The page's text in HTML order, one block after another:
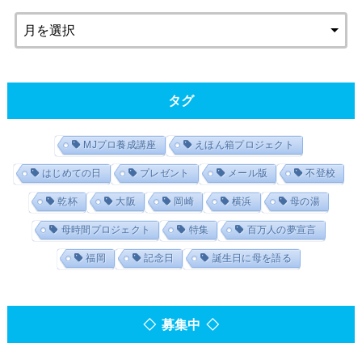
タグ
MJプロ養成講座 えほん箱プロジェクト
はじめての日 プレゼント メール版 不登校
乾杯 大阪 岡崎 横浜 母の湯
母時間プロジェクト 特集 百万人の夢宣言
福岡 記念日 誕生日に母を語る
◇ 募集中 ◇